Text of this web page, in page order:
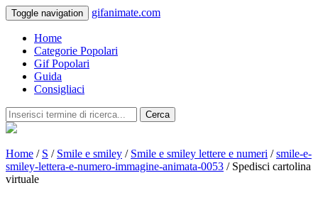
Toggle navigation gifanimate.com
Home
Categorie Popolari
Gif Popolari
Guida
Consigliaci
Cerca
Home / S / Smile e smiley / Smile e smiley lettere e numeri /smile-e-
smiley-lettera-e-numero-immagine-animata-0053 / Spedisci cartolina
virtuale